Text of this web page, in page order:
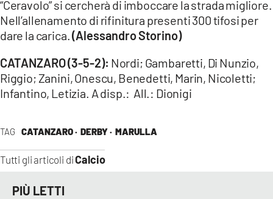
TAG CATANZARO · DERBY · MARULLA
Tutti gli articoli diCalcio
“Ceravolo” si cercherà di imboccare la strada migliore.
Nell’allenamento di rifinitura presenti 300 tifosi per
dare la carica.(Alessandro Storino)
CATANZARO (3-5-2): Nordi; Gambaretti, Di Nunzio,
Riggio; Zanini, Onescu, Benedetti, Marin, Nicoletti;
Infantino, Letizia. A disp.: All.: Dionigi
PIÙ LETTI